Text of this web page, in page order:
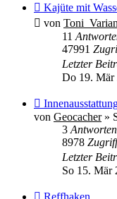
Kajüte mit
von
11
47991
Letzter
Do 19. Mär
von Geocacher»
3 Antworten
8978
Letzter
So 15. Mär